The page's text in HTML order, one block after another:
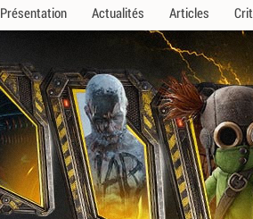
Présentation Actualités Articles